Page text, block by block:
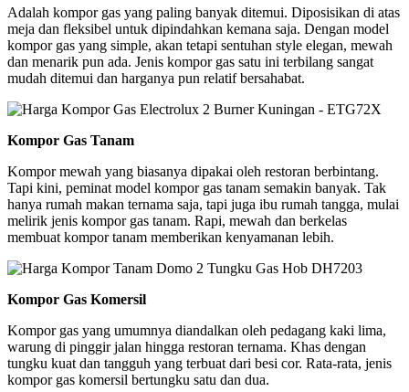
Adalah kompor gas yang paling banyak ditemui. Diposisikan di atas
meja dan fleksibel untuk dipindahkan kemana saja. Dengan model
kompor gas yang simple, akan tetapi sentuhan style elegan, mewah
dan menarik pun ada. Jenis kompor gas satu ini terbilang sangat
mudah ditemui dan harganya pun relatif bersahabat.
Kompor Gas Tanam
Kompor mewah yang biasanya dipakai oleh restoran berbintang.
Tapi kini, peminat model kompor gas tanam semakin banyak. Tak
hanya rumah makan ternama saja, tapi juga ibu rumah tangga, mulai
melirik jenis kompor gas tanam. Rapi, mewah dan berkelas
membuat kompor tanam memberikan kenyamanan lebih.
Kompor Gas Komersil
Kompor gas yang umumnya diandalkan oleh pedagang kaki lima,
warung di pinggir jalan hingga restoran ternama. Khas dengan
tungku kuat dan tangguh yang terbuat dari besi cor. Rata-rata, jenis
kompor gas komersil bertungku satu dan dua.